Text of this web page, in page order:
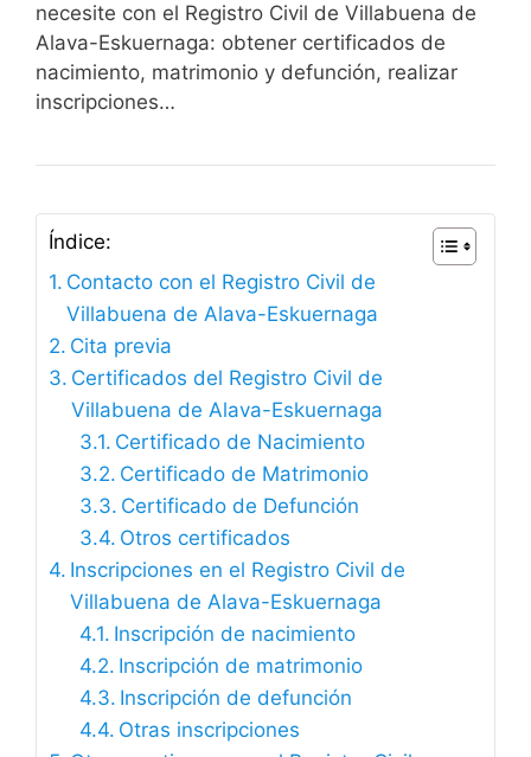
necesite con el Registro Civil de Villabuena de
Alava-Eskuernaga: obtener certificados de
nacimiento, matrimonio y defunción, realizar
inscripciones…
Índice:
Contacto con el Registro Civil de
Villabuena de Alava-Eskuernaga
Cita previa
Certificados del Registro Civil de
Villabuena de Alava-Eskuernaga
Certificado de Nacimiento
Certificado de Matrimonio
Certificado de Defunción
Otros certificados
Inscripciones en el Registro Civil de
Villabuena de Alava-Eskuernaga
Inscripción de nacimiento
Inscripción de matrimonio
Inscripción de defunción
Otras inscripciones